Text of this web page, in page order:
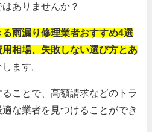
ありませんか？
る雨漏り修理業者おすすめ4選
相場、失敗しない選び方とあ
ます。
ことで、高額請求などのトラ
な業者を見つけることができ